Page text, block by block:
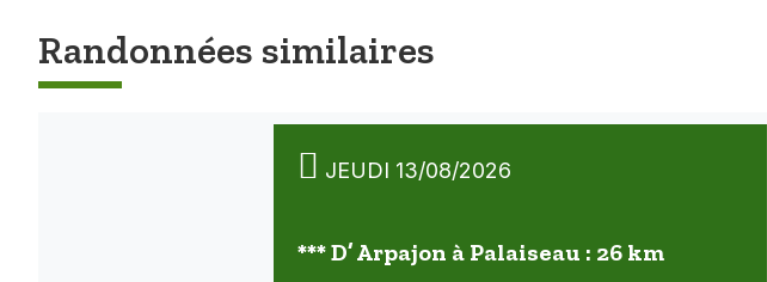
Randonnées similaires
JEUDI 13/08/2026
*** D’ Arpajon à Palaiseau : 26 km